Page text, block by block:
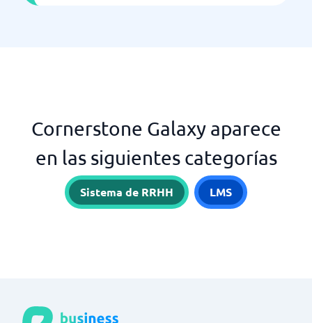
Cornerstone Galaxy aparece
en las siguientes categorías
Sistema de RRHH LMS